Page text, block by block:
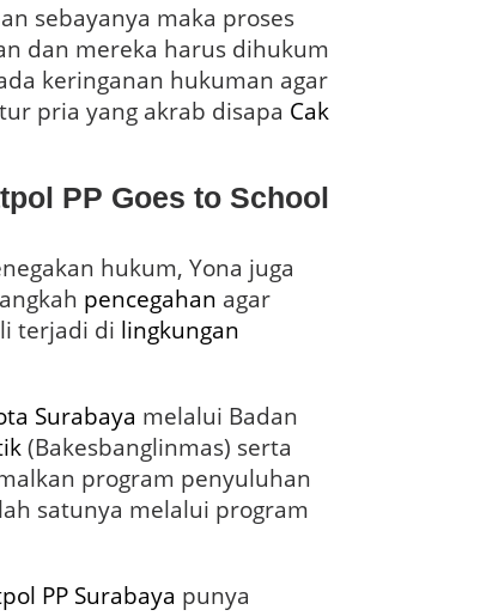
sebayanya maka proses
dan mereka harus dihukum
keringanan hukuman agar
pria yang akrab disapa Cak
PP Goes to School
hukum, Yona juga
pencegahan agar
terjadi di lingkungan
Surabaya melalui Badan
(Bakesbanglinmas) serta
program penyuluhan
satunya melalui program
PP Surabaya punya